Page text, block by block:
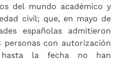
del mundo académico y
civil; que, en mayo de
españolas admitieron
personas con autorización
hasta la fecha no han